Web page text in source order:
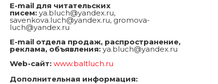
E-mail для читательских
писем: ya.bluch@yandex.ru,
savenkova.luch@yandex.ru, gromova-
luch@yandex.ru
E-mail отдела продаж, распространение,
реклама, объявления: ya.bluch@yandex.ru
Web-сайт: www.baltluch.ru
Дополнительная информация: